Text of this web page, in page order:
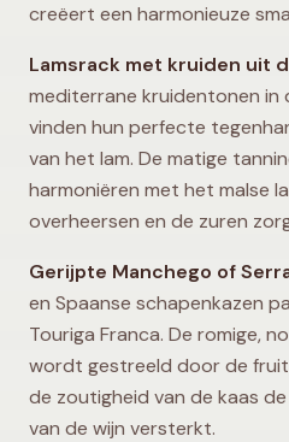
creëert een harmonieuze
Lamsrack met kruiden uit
mediterrane kruidentonen in
vinden hun perfecte
van het lam. De matige
harmoniëren met het malse
overheersen en de zuren
Gerijpte Manchego of
en Spaanse schapenkazen
Touriga Franca. De romige,
wordt gestreeld door de
de zoutigheid van de kaas
van de wijn versterkt.